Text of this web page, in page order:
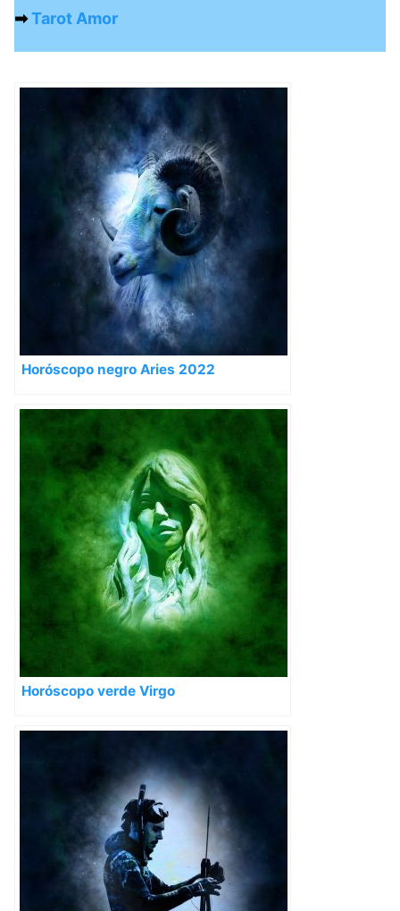
➡Tarot Amor
Horóscopo negro Aries 2022
Horóscopo verde Virgo